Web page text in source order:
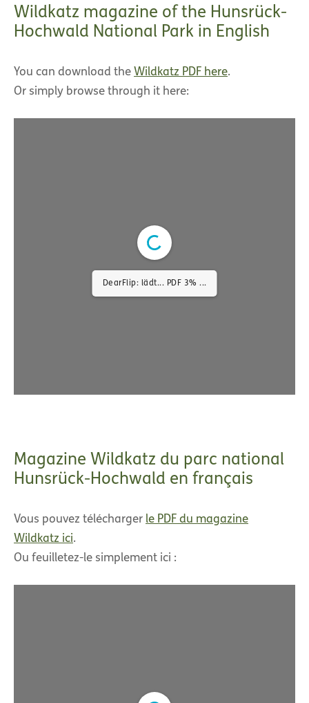
Wildkatz magazine of the Hunsrück-
Hochwald National Park in English
You can download the Wildkatz PDF here.
Or simply browse through it here:
DearFlip: lädt... PDF 3% ...
Magazine Wildkatz du parc national
Hunsrück-Hochwald en français
Vous pouvez télécharger le PDF du magazine
Wildkatz ici.
Ou feuilletez-le simplement ici :